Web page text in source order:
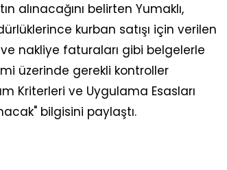
alınacağını belirten Yumaklı,
kurban satışı için verilen
nakliye faturaları gibi belgelerle
üzerinde gerekli kontroller
Kriterleri ve Uygulama Esasları
bilgisini paylaştı.